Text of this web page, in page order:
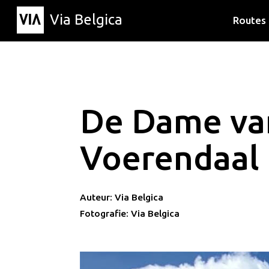
Via Belgica Routes
De Dame
Voerendaal
Auteur: Via Belgica
Fotografie: Via Belgica